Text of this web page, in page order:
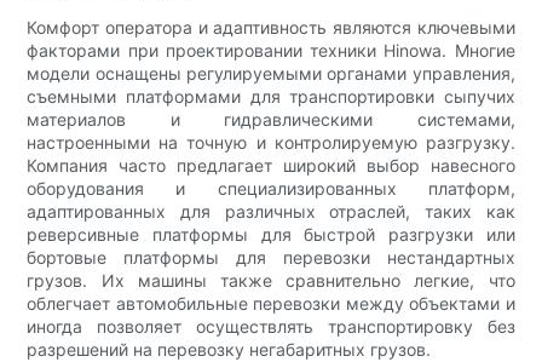
Комфорт оператора и адаптивность являются ключевыми
факторами при проектировании техники Hinowa. Многие
модели оснащены регулируемыми органами управления,
съемными платформами для транспортировки сыпучих
материалов и гидравлическими системами,
настроенными на точную и контролируемую разгрузку.
Компания часто предлагает широкий выбор навесного
оборудования и специализированных платформ,
адаптированных для различных отраслей, таких как
реверсивные платформы для быстрой разгрузки или
бортовые платформы для перевозки нестандартных
грузов. Их машины также сравнительно легкие, что
облегчает автомобильные перевозки между объектами и
иногда позволяет осуществлять транспортировку без
разрешений на перевозку негабаритных грузов.